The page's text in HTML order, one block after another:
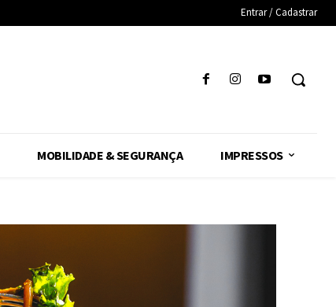
Entrar / Cadastrar
MOBILIDADE & SEGURANÇA IMPRESSOS